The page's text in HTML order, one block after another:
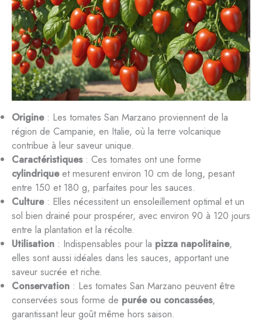
Origine: Les tomates San Marzano proviennent de la
région de Campanie, en Italie, où la terre volcanique
contribue à leur saveur unique.
Caractéristiques: Ces tomates ont une forme
cylindriqueet mesurent environ 10 cm de long, pesant
entre 150 et 180 g, parfaites pour les sauces.
Culture: Elles nécessitent un ensoleillement optimal et un
sol bien drainé pour prospérer, avec environ 90 à 120 jours
entre la plantation et la récolte.
Utilisation : Indispensables pour la pizza napolitaine,
elles sont aussi idéales dans les sauces, apportant une
saveur sucrée et riche.
Conservation : Les tomates San Marzano peuvent être
conservées sous forme de purée ou concassées,
garantissant leur goût même hors saison.